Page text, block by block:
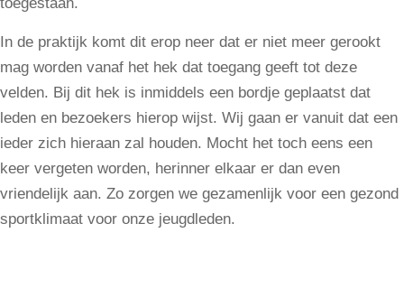
In de praktijk komt dit erop neer dat er niet meer gerookt
mag worden vanaf het hek dat toegang geeft tot deze
velden. Bij dit hek is inmiddels een bordje geplaatst dat
leden en bezoekers hierop wijst. Wij gaan er vanuit dat een
ieder zich hieraan zal houden. Mocht het toch eens een
keer vergeten worden, herinner elkaar er dan even
vriendelijk aan. Zo zorgen we gezamenlijk voor een gezond
sportklimaat voor onze jeugdleden.